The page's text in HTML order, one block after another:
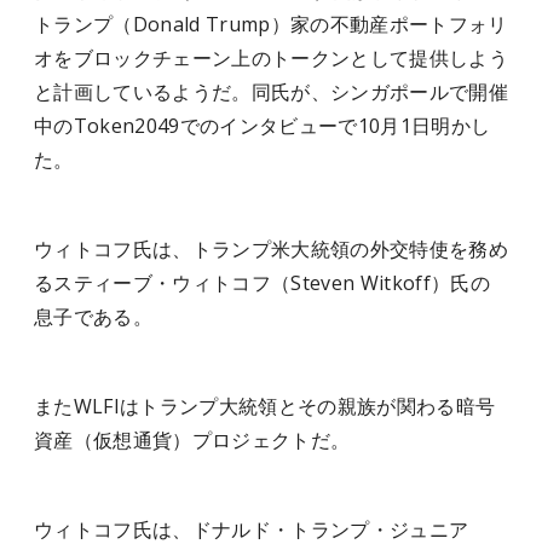
トランプ（Donald Trump）家の不動産ポートフォリ
オをブロックチェーン上のトークンとして提供しよう
と計画しているようだ。同氏が、シンガポールで開催
中のToken2049でのインタビューで10月1日明かし
た。
ウィトコフ氏は、トランプ米大統領の外交特使を務め
るスティーブ・ウィトコフ（Steven Witkoff）氏の
息子である。
またWLFIはトランプ大統領とその親族が関わる暗号
資産（仮想通貨）プロジェクトだ。
ウィトコフ氏は、ドナルド・トランプ・ジュニア